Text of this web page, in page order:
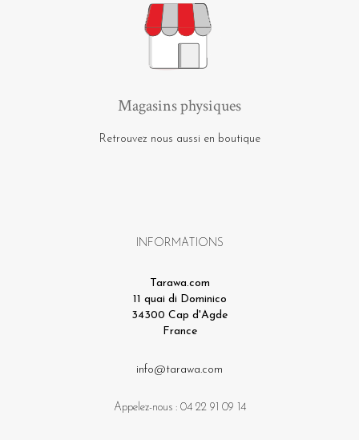
Magasins physiques
Retrouvez nous aussi en boutique
INFORMATIONS
Tarawa.com
11 quai di Dominico
34300 Cap d'Agde
France
info@tarawa.com
Appelez-nous : 04 22 91 09 14